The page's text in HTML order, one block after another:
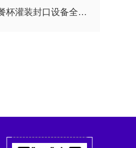
直线式圣餐杯灌装封口设备全自动充填机